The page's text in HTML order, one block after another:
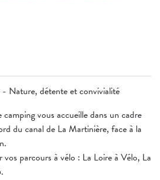
- Nature, détente et convivialité
vous accueille dans un cadre
du canal de La Martinière, face à la
parcours à vélo : La Loire à Vélo, La